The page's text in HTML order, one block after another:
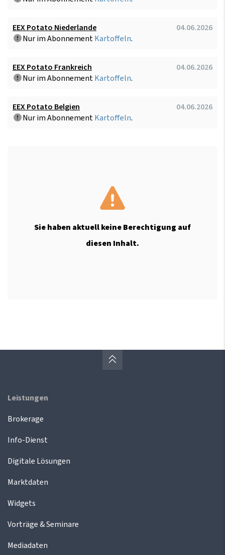
EEX Potato Niederlande
04.06.2026
Nur im AbonnementKartoffeln.
EEX Potato Frankreich
04.06.2026
Nur im AbonnementKartoffeln.
EEX Potato Belgien
04.06.2026
Nur im AbonnementKartoffeln.
Sie haben aktuell keine Berechtigung auf
diesen Inhalt.
Leistungen
Brokerage
Info-Dienst
Digitale Lösungen
Marktdaten
Widgets
Vorträge & Seminare
Mediadaten